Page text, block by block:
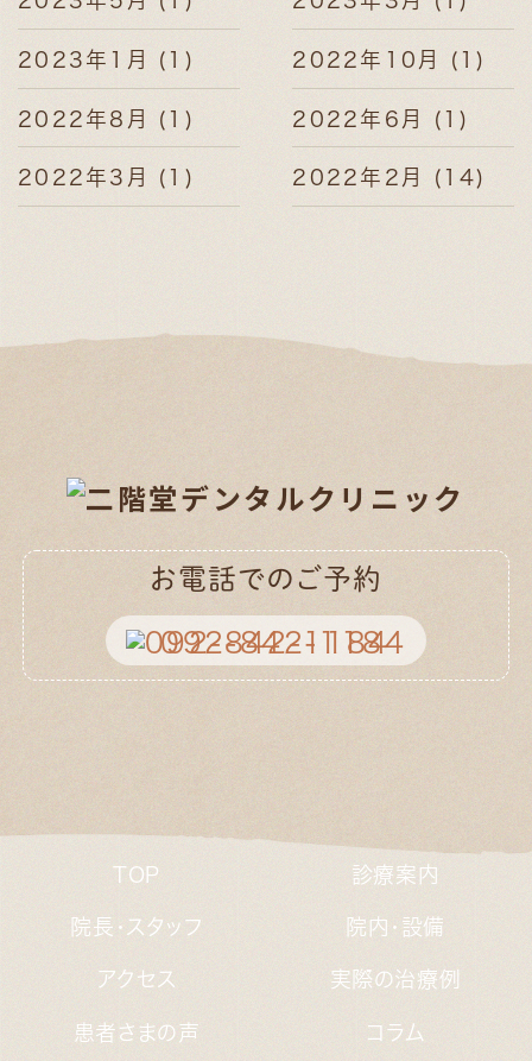
2023年1月 (1) 2022年10月 (1)
2022年8月 (1) 2022年6月 (1)
2022年3月 (1) 2022年2月 (14)
お電話でのご予約
092-842-1184
TOP 診療案内
院長・スタッフ 院内・設備
アクセス 実際の治療例
患者さまの声 コラム